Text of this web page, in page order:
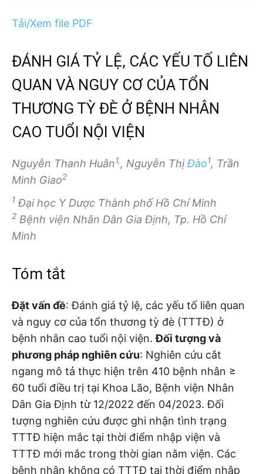
Tải/Xem file PDF
ĐÁNH GIÁ TỶ LỆ, CÁC YẾU TỐ LIÊN
QUAN VÀ NGUY CƠ CỦA TỔN
THƯƠNG TỲ ĐÈ Ở BỆNH NHÂN
CAO TUỔI NỘI VIỆN
Nguyễn Thanh Huân1,, Nguyễn ThịĐào1, Trần
Minh Giao2
1 Đại học Y Dược Thành phố Hồ Chí Minh
2 Bệnh viện Nhân Dân Gia Định, Tp. Hồ Chí
Minh
Tóm tắt
Đặt vấn đề: Đánh giá tỷ lệ, các yếu tố liên quan
và nguy cơ của tổn thương tỳ đè (TTTĐ) ở
bệnh nhân cao tuổi nội viện.Đối tượng và
phương pháp nghiên cứu: Nghiên cứu cắt
ngang mô tả thực hiện trên 410 bệnh nhân ≥
60 tuổi điều trị tại Khoa Lão, Bệnh viện Nhân
Dân Gia Định từ 12/2022 đến 04/2023. Đối
tượng nghiên cứu được ghi nhận tình trạng
TTTĐ hiện mắc tại thời điểm nhập viện và
TTTĐ mới mắc trong thời gian nằm viện. Các
bệnh nhân không có TTTĐ tại thời điểm nhập